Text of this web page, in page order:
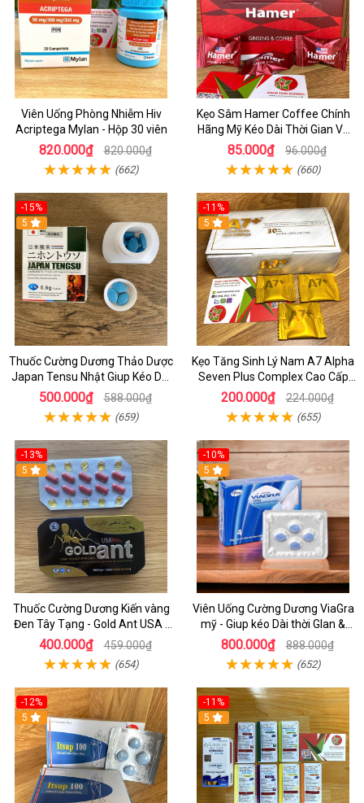
Viên Uống Phòng Nhiễm Hiv
Acriptega Mylan - Hộp 30 viên
820.000₫ 820.000₫
(662)
Kẹo Sâm Hamer Coffee Chính
Hãng Mỹ Kéo Dài Thời Gian Và
Tăng Sinh Lý Nam
85.000₫ 96.000₫
(660)
-15%
5
Thuốc Cường Dương Thảo Dược
Japan Tensu Nhật Giup Kéo Dài
Thời Gian Ở nam
500.000₫ 588.000₫
(659)
-11%
5
Kẹo Tăng Sinh Lý Nam A7 Alpha
Seven Plus Complex Cao Cấp
Made In U.S.A.
200.000₫ 224.000₫
(655)
-13%
5
Thuốc Cường Dương Kiến vàng
Đen Tây Tạng - Gold Ant USA -
Kéo Dài Thời gian Cho Nam
400.000₫ 459.000₫
(654)
-10%
5
Viên Uống Cường Dương ViaGra
mỹ - Giup kéo Dài thời GIan &
Tăng Cường Sinh Lys Ở Nam
Hiệu Quả
800.000₫ 888.000₫
(652)
-12%
5
-11%
5